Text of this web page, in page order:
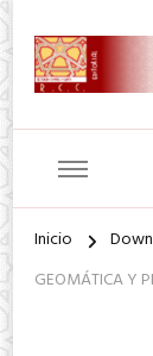
Inicio
GEOMÁTICA Y